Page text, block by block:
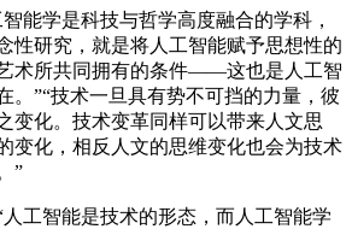
学是科技与哲学高度融合的学科，
性研究，就是将人工智能赋予思想性的
术所共同拥有的条件——这也是人工智
。”“技术一旦具有势不可挡的力量，彼
变化。技术变革同样可以带来人文思
变化，相反人文的思维变化也会为技术
”
智能是技术的形态，而人工智能学